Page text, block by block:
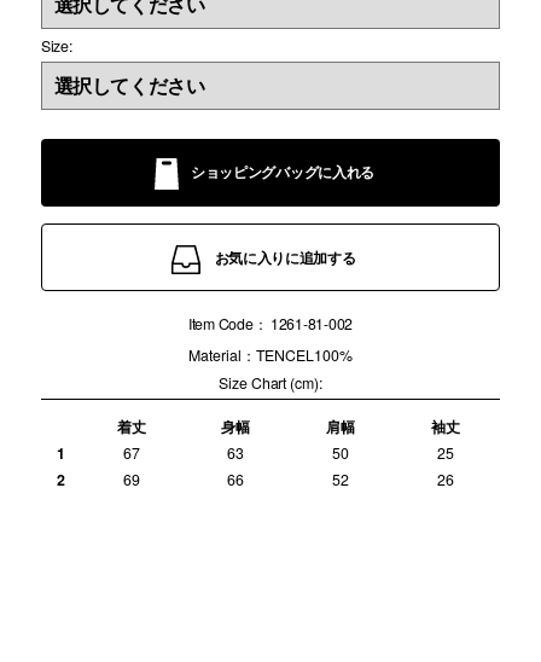
Size:
ショッピングバッグに入れる
お気に入りに追加する
Item Code： 1261-81-002
Material：TENCEL100%
Size Chart (cm):
着丈 身幅 肩幅
袖丈
1
67 63 50
25
2
69 66 52 26